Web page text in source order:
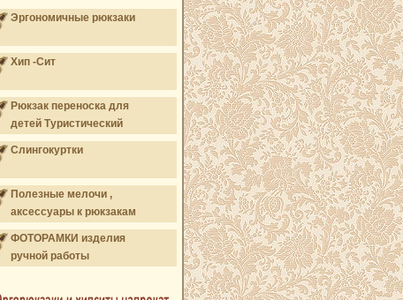
Эргономичные рюкзаки
Хип -Сит
Рюкзак переноска для
детей Туристический
Слингокуртки
Полезные мелочи ,
аксессуары к рюкзакам
ФОТОРАМКИ изделия
ручной работы